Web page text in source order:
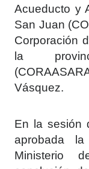
Acueducto y
San Juan
Corporación
la
Vásquez.
En la sesión
aprobada
Ministerio